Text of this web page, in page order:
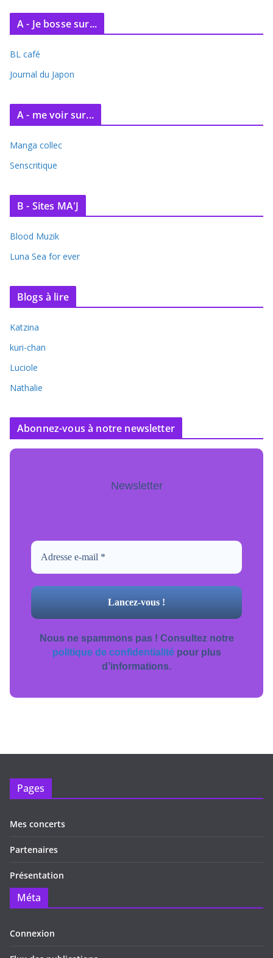
c
v
e
A - Je bosse sur...
BL café
Journal du Japon
A - me voir sur...
Manga collec
Senscritique
B - Sites MA'J
Blood Muzik
Luna Sea for ever
Blogs à lire
Katzina
kuri-chan
Luciole
Nathalie
Abonnez-vous à notre newsletter
Newsletter
Nous ne spammons pas ! Consultez notre
politique de confidentialitépour plus
d’informations.
Pages
Mes concerts
Partenaires
Présentation
Méta
Connexion